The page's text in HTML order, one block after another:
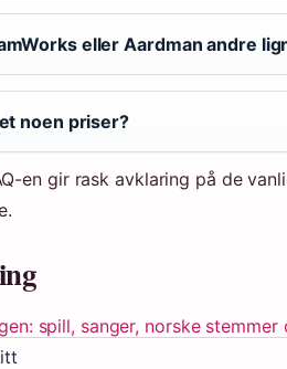
eller Aardman andre
noen priser?
en gir rask avklaring på de
spill, sanger, norske stemmer